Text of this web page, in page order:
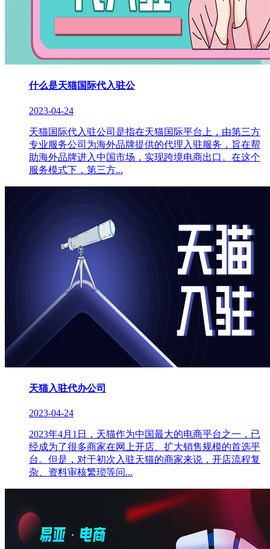
什么是天猫国际代入驻公
2023-04-24
天猫国际代入驻公司是指在天猫国际平台上，由第三方
专业服务公司为海外品牌提供的代理入驻服务，旨在帮
助海外品牌进入中国市场，实现跨境电商出口。在这个
服务模式下，第三方...
天猫入驻代办公司
2023-04-24
2023年4月1日，天猫作为中国最大的电商平台之一，已
经成为了很多商家在网上开店、扩大销售规模的首选平
台。但是，对于初次入驻天猫的商家来说，开店流程复
杂、资料审核繁琐等问...